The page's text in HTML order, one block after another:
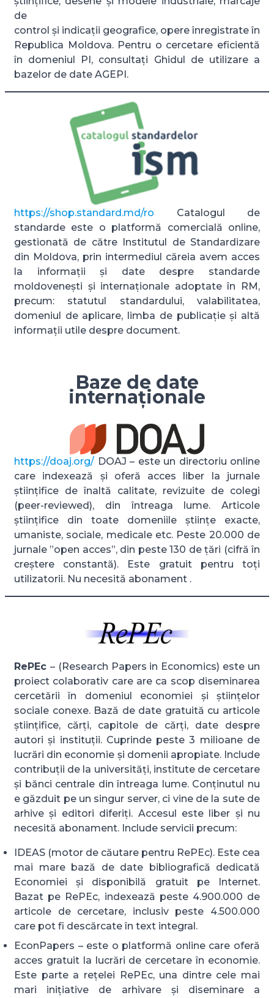
de
control și indicații geografice, opere înregistrate în
Republica Moldova. Pentru o cercetare eficientă
în domeniul PI, consultați Ghidul de utilizare a
bazelor de date AGEPI.
https://shop.standard.md/ro Catalogul de
standarde este o platformă comercială online,
gestionată de către Institutul de Standardizare
din Moldova, prin intermediul căreia avem acces
la informații și date despre standarde
moldovenești și internaționale adoptate în RM,
precum: statutul standardului, valabilitatea,
domeniul de aplicare, limba de publicație și altă
informații utile despre document.
Baze de date
internaționale
https://doaj.org/ DOAJ – este un directoriu online
care indexează și oferă acces liber la jurnale
științifice de înaltă calitate, revizuite de colegi
(peer-reviewed), din întreaga lume. Articole
științifice din toate domeniile științe exacte,
umaniste, sociale, medicale etc. Peste 20.000 de
jurnale ”open acces”, din peste 130 de țări (cifră în
creștere constantă). Este gratuit pentru toți
utilizatorii. Nu necesită abonament .
RePEc – (Research Papers in Economics) este un
proiect colaborativ care are ca scop diseminarea
cercetării în domeniul economiei și științelor
sociale conexe. Bază de date gratuită cu articole
științifice, cărți, capitole de cărți, date despre
autori și instituții. Cuprinde peste 3 milioane de
lucrări din economie și domenii apropiate. Include
contribuții de la universități, institute de cercetare
și bănci centrale din întreaga lume. Conținutul nu
e găzduit pe un singur server, ci vine de la sute de
arhive și editori diferiți. Accesul este liber și nu
necesită abonament. Include servicii precum:
IDEAS (motor de căutare pentru RePEc). Este cea
mai mare bază de date bibliografică dedicată
Economiei și disponibilă gratuit pe Internet.
Bazat pe RePEc, indexează peste 4.900.000 de
articole de cercetare, inclusiv peste 4.500.000
care pot fi descărcate în text integral.
EconPapers – este o platformă online care oferă
acces gratuit la lucrări de cercetare în economie.
Este parte a rețelei RePEc, una dintre cele mai
mari inițiative de arhivare și diseminare a